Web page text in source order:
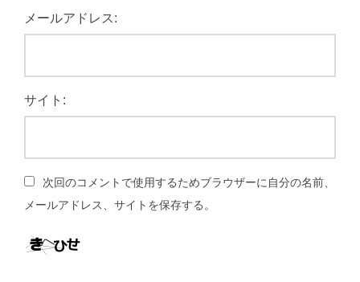
メールアドレス:
サイト:
次回のコメントで使用するためブラウザーに自分の名前、
メールアドレス、サイトを保存する。